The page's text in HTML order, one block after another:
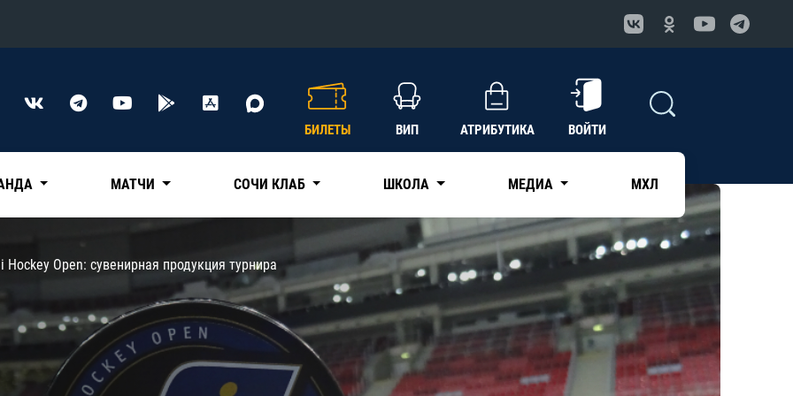
Конференция «Восток»
Трактор
Дивизион Чернышева
Авангард
Адмирал
КХЛ
БИЛЕТЫ ВИП АТРИБУТИКА ВОЙТИ
МАТЧИ СОЧИ КЛАБ ШКОЛА МЕДИА МХЛ
Hockey Open: сувенирная продукция турнира